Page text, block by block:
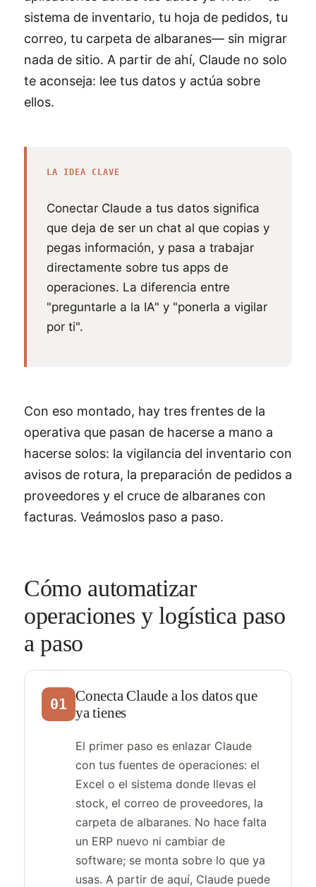
sistema de inventario, tu hoja de pedidos, tu
correo, tu carpeta de albaranes— sin migrar
nada de sitio. A partir de ahí, Claude no solo
te aconseja: lee tus datos y actúa sobre
ellos.
LA IDEA CLAVE
Conectar Claude a tus datos significa
que deja de ser un chat al que copias y
pegas información, y pasa a trabajar
directamente sobre tus apps de
operaciones. La diferencia entre
"preguntarle a la IA" y "ponerla a vigilar
por ti".
Con eso montado, hay tres frentes de la
operativa que pasan de hacerse a mano a
hacerse solos: la vigilancia del inventario con
avisos de rotura, la preparación de pedidos a
proveedores y el cruce de albaranes con
facturas. Veámoslos paso a paso.
Cómo automatizar
operaciones y logística paso
a paso
01 Conecta Claude a los datos que
ya tienes
El primer paso es enlazar Claude
con tus fuentes de operaciones: el
Excel o el sistema donde llevas el
stock, el correo de proveedores, la
carpeta de albaranes. No hace falta
un ERP nuevo ni cambiar de
software; se monta sobre lo que ya
usas. A partir de aquí, Claude puede